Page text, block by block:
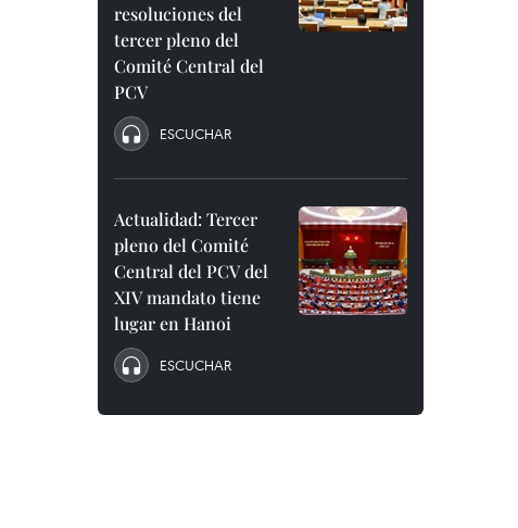
resoluciones del
tercer pleno del
Comité Central del
PCV
ESCUCHAR
Actualidad: Tercer
pleno del Comité
Central del PCV del
XIV mandato tiene
lugar en Hanoi
ESCUCHAR